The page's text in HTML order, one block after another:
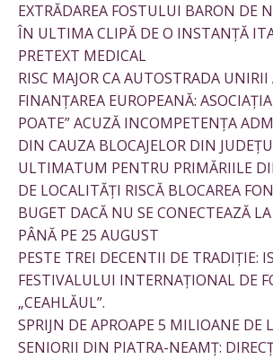
EXTRĂDAREA FOSTULUI BARON DE
ÎN ULTIMA CLIPĂ DE O INSTANȚĂ
PRETEXT MEDICAL
RISC MAJOR CA AUTOSTRADA
FINANȚAREA EUROPEANĂ:
POATE” ACUZĂ INCOMPETENȚA
DIN CAUZA BLOCAJELOR DIN
ULTIMATUM PENTRU PRIMĂRIILE
DE LOCALITĂȚI RISCĂ BLOCAREA
BUGET DACĂ NU SE CONECTEAZĂ
PÂNĂ PE 25 AUGUST
PESTE TREI DECENTII DE TRADIȚIE:
FESTIVALULUI INTERNAȚIONAL DE
„CEAHLĂUL”.
SPRIJN DE APROAPE 5 MILIOANE DE
SENIORII DIN PIATRA-NEAMȚ: